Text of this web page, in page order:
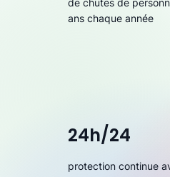
ans chaque année
24h/24
protection continue